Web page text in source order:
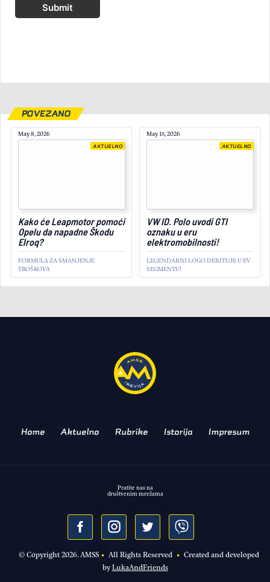
Submit
POVEZANO
May 8, 2026
Kako će Leapmotor pomoći
Opelu da napadne Škodu
Elroq?
FORMULA ZA SMANJENJE
TROŠKOVA
AKTUELNO
May 15, 2026
VW ID. Polo uvodi GTI
oznaku u eru
elektromobilnosti!
LEGENDARNI LOGO DEBITUJE U EV
SEGMENTU!
AKTUELNO
January 3, 2026
Home Aktuelno Rubrike Istorija Impresum
© Copyright2026. AMSS• All Rights Reserved • Created and developed
byLukaAndFriends
Pratite nas na
društvenim mrežama